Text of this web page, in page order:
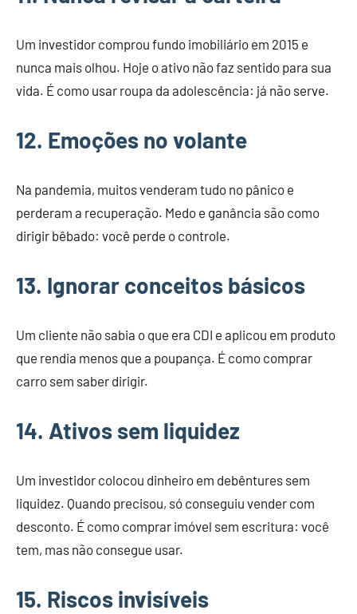
Um investidor comprou fundo imobiliário em 2015 e
nunca mais olhou. Hoje o ativo não faz sentido para sua
vida. É como usar roupa da adolescência: já não serve.
12. Emoções no volante
Na pandemia, muitos venderam tudo no pânico e
perderam a recuperação. Medo e ganância são como
dirigir bêbado: você perde o controle.
13. Ignorar conceitos básicos
Um cliente não sabia o que era CDI e aplicou em produto
que rendia menos que a poupança. É como comprar
carro sem saber dirigir.
14. Ativos sem liquidez
Um investidor colocou dinheiro em debêntures sem
liquidez. Quando precisou, só conseguiu vender com
desconto. É como comprar imóvel sem escritura: você
tem, mas não consegue usar.
15. Riscos invisíveis